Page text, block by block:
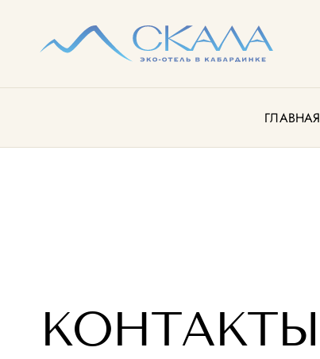
ГЛАВНАЯ
КОНТАКТЫ